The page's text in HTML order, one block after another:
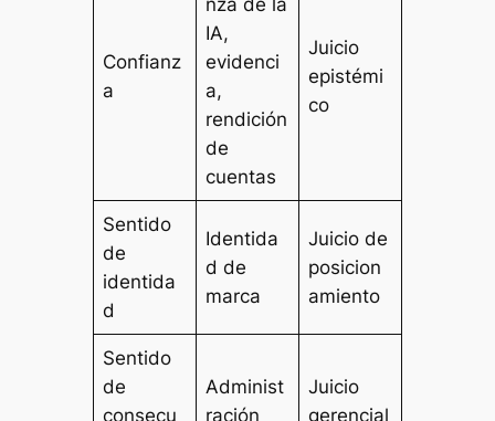
Confianz
a
IA,
evidenci
a,
rendición
de
cuentas
Juicio
epistémi
co
Sentido
de
identida
d
Identida
d de
marca
Juicio de
posicion
amiento
Sentido
de
consecu
Administ
ración
Juicio
gerencial